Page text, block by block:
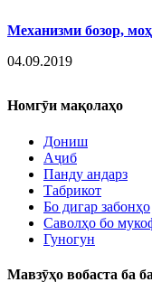
Механизми бозор,
04.09.2019
Номгӯи мақолаҳо
Дониш
Аҷиб
Панду андарз
Табрикот
Бо дигар забонҳо
Саволҳо бо
Гуногун
Мавзӯҳо вобаста ба